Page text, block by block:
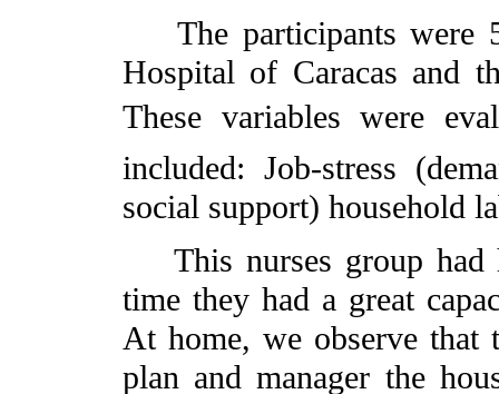
The participants were
Hospital of Caracas and
These variables were
included: Job-stress
social support) household
This nurses group had
time they had a great
At home, we observe that
plan and manager the